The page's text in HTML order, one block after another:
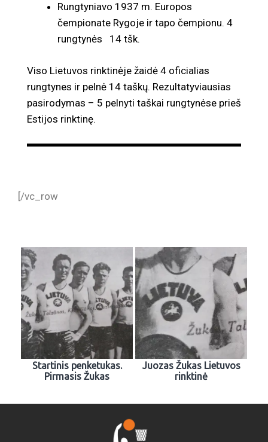
Rungtyniavo 1937 m. Europos
čempionate Rygoje ir tapo čempionu. 4
rungtynės 14 tšk.
Viso Lietuvos rinktinėje žaidė 4 oficialias
rungtynes ir pelnė 14 taškų. Rezultatyviausias
pasirodymas – 5 pelnyti taškai rungtynėse prieš
Estijos rinktinę.
[/vc_row
Startinis penketukas.
Pirmasis Žukas
Juozas Žukas Lietuvos
rinktinė